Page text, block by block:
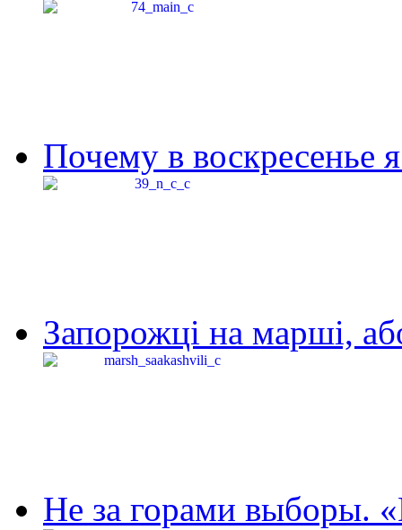
Почему в воскресенье
Запорожці на марші,
Не за горами выборы.